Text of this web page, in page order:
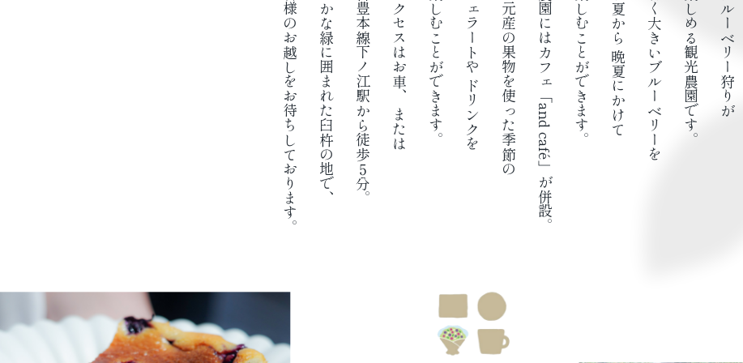
ブルーベリー狩りが
楽しめる観光農園です。
甘く大きいブルーベリーを
初夏から
晩夏にかけて
楽しむことができます。
農園にはカフェ「and café」が併設。
地元産の果物を使った季節の
ジェラートや
ドリンクを
楽しむことができます。
アクセスはお車、
または
日豊本線下ノ江駅から徒歩５分。
豊かな緑に囲まれた臼杵の地で、
皆様のお越しをお待ちしております。